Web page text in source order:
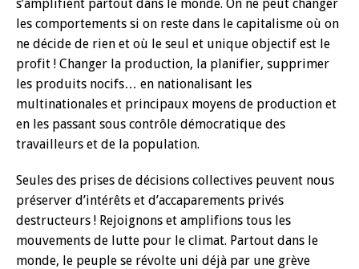
s’amplifient partout dans le monde. On ne peut changer
les comportements si on reste dans le capitalisme où on
ne décide de rien et où le seul et unique objectif est le
profit ! Changer la production, la planifier, supprimer
les produits nocifs… en nationalisant les
multinationales et principaux moyens de production et
en les passant sous contrôle démocratique des
travailleurs et de la population.
Seules des prises de décisions collectives peuvent nous
préserver d’intérêts et d’accaparements privés
destructeurs ! Rejoignons et amplifions tous les
mouvements de lutte pour le climat. Partout dans le
monde, le peuple se révolte uni déjà par une grève